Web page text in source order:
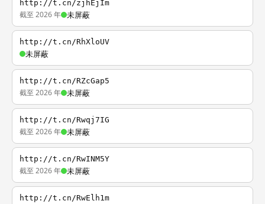
http://t.cn/zjhEjIm
截至 2026 年 未屏蔽
http://t.cn/RhXloUV
未屏蔽
http://t.cn/RZcGap5
截至 2026 年 未屏蔽
http://t.cn/Rwqj7IG
截至 2026 年 未屏蔽
http://t.cn/RwINM5Y
截至 2026 年 未屏蔽
http://t.cn/RwElh1m